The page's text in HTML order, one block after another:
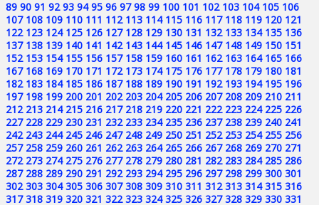
89 90 91 92 93 94 95 96 97 98 99 100 101 102 103 104 105 106
107 108 109 110 111 112 113 114 115 116 117 118 119 120 121
122 123 124 125 126 127 128 129 130 131 132 133 134 135 136
137 138 139 140 141 142 143 144 145 146 147 148 149 150 151
152 153 154 155 156 157 158 159 160 161 162 163 164 165 166
167 168 169 170 171 172 173 174 175 176 177 178 179 180 181
182 183 184 185 186 187 188 189 190 191 192 193 194 195 196
197 198 199 200 201 202 203 204 205 206 207 208 209 210 211
212 213 214 215 216 217 218 219 220 221 222 223 224 225 226
227 228 229 230 231 232 233 234 235 236 237 238 239 240 241
242 243 244 245 246 247 248 249 250 251 252 253 254 255 256
257 258 259 260 261 262 263 264 265 266 267 268 269 270 271
272 273 274 275 276 277 278 279 280 281 282 283 284 285 286
287 288 289 290 291 292 293 294 295 296 297 298 299 300 301
302 303 304 305 306 307 308 309 310 311 312 313 314 315 316
317 318 319 320 321 322 323 324 325 326 327 328 329 330 331